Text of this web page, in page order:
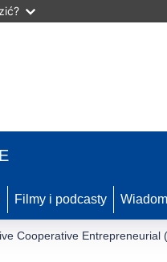
Filmy i podcasty
Cooperative